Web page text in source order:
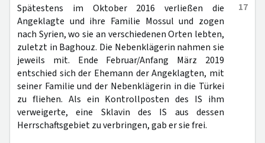
17
Spätestens im Oktober 2016 verließen die
Angeklagte und ihre Familie Mossul und zogen
nach Syrien, wo sie an verschiedenen Orten lebten,
zuletzt in Baghouz. Die Nebenklägerin nahmen sie
jeweils mit. Ende Februar/Anfang März 2019
entschied sich der Ehemann der Angeklagten, mit
seiner Familie und der Nebenklägerin in die Türkei
zu fliehen. Als ein Kontrollposten des IS ihm
verweigerte, eine Sklavin des IS aus dessen
Herrschaftsgebiet zu verbringen, gab er sie frei.